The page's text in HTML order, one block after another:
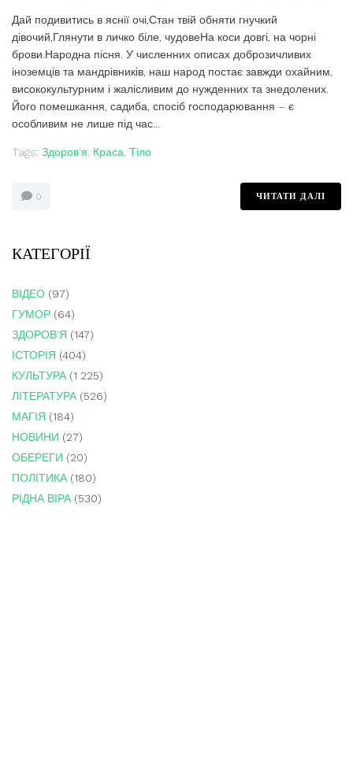
Дай подивитись в яснії очі,Стан твій обняти гнучкий
дівочий,Глянути в личко біле, чудовеНа коси довгі, на чорні
брови.Народна пісня. У численних описах доброзичливих
іноземців та мандрівників, наш народ постає завжди охайним,
висококультурним і жалісливим до нужденних та знедолених.
Його помешкання, садиба, спосіб господарювання – є
особливим не лише під час...
Tags: Здоров'я, Краса, Тіло
0 ЧИТАТИ ДАЛІ
КАТЕГОРІЇ
ВІДЕО (97)
ГУМОР (64)
ЗДОРОВ'Я (147)
ІСТОРІЯ (404)
КУЛЬТУРА(1 225)
ЛІТЕРАТУРА(526)
МАГІЯ (184)
НОВИНИ (27)
ОБЕРЕГИ (20)
ПОЛІТИКА(180)
РІДНА ВІРА(530)